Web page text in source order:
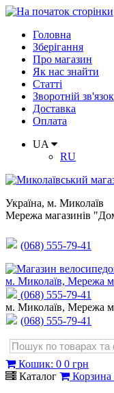
Головна
Зберігання
Про магазин
Як нас знайти
Статті
Зворотній зв'язок
Доставка
Оплата
UA
RU
Україна, м. Миколаїв
Мережа магазинів
(068) 555-79-41
м. Миколаїв, Мережа
(068) 555-79-41
м. Миколаїв, Мережа
(068) 555-79-41
Кошик: 0 0 грн
Каталог
Корзина